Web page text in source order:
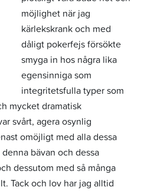
möjlighet när jag
kärlekskrank och med
dåligt pokerfejs försökte
smyga in hos några lika
egensinniga som
integritetsfulla typer som
mycket dramatisk
svårt, agera osynlig
omöjligt med alla dessa
bävan och dessa
dessutom med så många
Tack och lov har jag alltid